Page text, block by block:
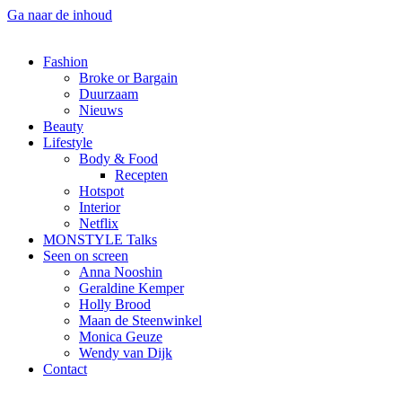
Ga naar de inhoud
Fashion
Broke or Bargain
Duurzaam
Nieuws
Beauty
Lifestyle
Body & Food
Recepten
Hotspot
Interior
Netflix
MONSTYLE Talks
Seen on screen
Anna Nooshin
Geraldine Kemper
Holly Brood
Maan de Steenwinkel
Monica Geuze
Wendy van Dijk
Contact